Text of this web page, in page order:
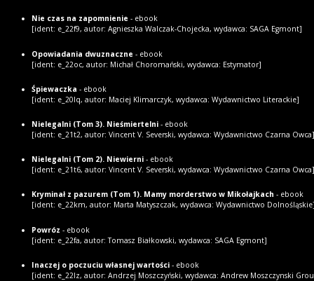
Nie czas na zapomnienie - ebook
[ident: e_22f9, autor: Agnieszka Walczak-Chojecka, wydawca: SAGA Egmont]
Opowiadania dwuznaczne - ebook
[ident: e_22oc, autor: Michał Choromański, wydawca: Estymator]
Śpiewaczka - ebook
[ident: e_20lq, autor: Maciej Klimarczyk, wydawca: Wydawnictwo Literackie]
Nielegalni (Tom 3). Nieśmiertelni- ebook
[ident: e_21t2, autor: Vincent V. Severski, wydawca: Wydawnictwo Czarna Owca]
Nielegalni (Tom 2). Niewierni- ebook
[ident: e_21t6, autor: Vincent V. Severski, wydawca: Wydawnictwo Czarna Owca]
Kryminał z pazurem (Tom 1). Mamy morderstwo w Mikołajkach - ebook
[ident: e_22km, autor: Marta Matyszczak, wydawca: Wydawnictwo
Powróz - ebook
[ident: e_22fa, autor: Tomasz Białkowski, wydawca: SAGA Egmont]
Inaczej o poczuciu własnej wartości - ebook
[ident: e_22lz, autor: Andrzej Moszczyński, wydawca: Andrew Moszczynski